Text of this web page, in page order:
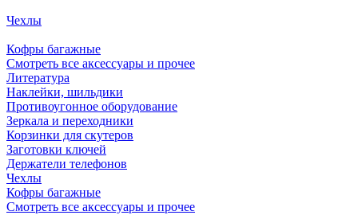
Чехлы
Кофры багажные
Смотреть все аксессуары и прочее
Литература
Наклейки, шильдики
Противоугонное оборудование
Зеркала и переходники
Корзинки для скутеров
Заготовки ключей
Держатели телефонов
Чехлы
Кофры багажные
Смотреть все аксессуары и прочее